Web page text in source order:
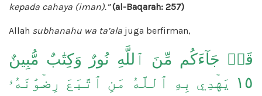
kepada cahaya (iman).” (al-Baqarah: 257)
Allah subhanahu wa ta’ala juga berfirman,
قَدۡ جَآءَكُم مِّنَ ٱللَّهِ نُورٌ وَكِتَٰبٌ مُّبِينٌ
١٥ يَهۡدِي بِهِ ٱللَّهُ مَنِ ٱتَّبَعَ رِضۡوَٰنَهُۥ